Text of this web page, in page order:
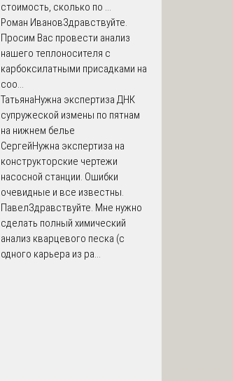
стоимость, сколько по ...
Роман ИвановЗдравствуйте.
Просим Вас провести анализ
нашего теплоносителя с
карбоксилатными присадками на
соо...
ТатьянаНужна экспертиза ДНК
супружеской измены по пятнам
на нижнем белье
СергейНужна экспертиза на
конструкторские чертежи
насосной станции. Ошибки
очевидные и все известны.
ПавелЗдравствуйте. Мне нужно
сделать полный химический
анализ кварцевого песка (с
одного карьера из ра...